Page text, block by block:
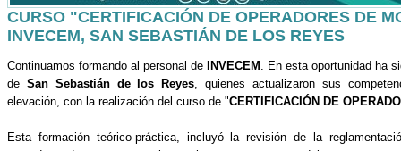
CURSO "CERTIFICACIÓN DE OPERADORES DE
INVECEM, SAN SEBASTIÁN DE LOS REYES
Continuamos formando al personal de INVECEM . En esta oportunidad ha
de San Sebastián de los Reyes , quienes actualizaron sus
elevación, con la realización del curso de "CERTIFICACIÓN DE
Esta formación teórico-práctica, incluyó la revisión de la